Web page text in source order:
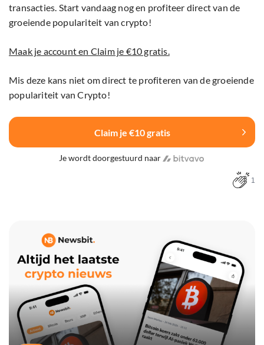
transacties. Start vandaag nog en profiteer direct van de
groeiende populariteit van crypto!
Maak je account en Claim je €10 gratis.
Mis deze kans niet om direct te profiteren van de groeiende
populariteit van Crypto!
Claim je €10 gratis
Je wordt doorgestuurd naar
1